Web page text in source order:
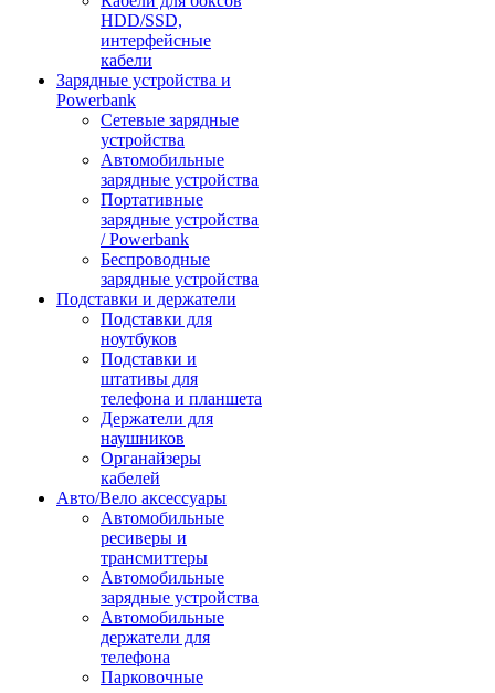
HDD/SSD,
интерфейсные
кабели
Зарядные устройства и
Powerbank
Сетевые зарядные
устройства
Автомобильные
зарядные устройства
Портативные
зарядные устройства
/ Powerbank
Беспроводные
зарядные устройства
Подставки и держатели
Подставки для
ноутбуков
Подставки и
штативы для
телефона и планшета
Держатели для
наушников
Органайзеры
кабелей
Авто/Вело аксессуары
Автомобильные
ресиверы и
трансмиттеры
Автомобильные
зарядные устройства
Автомобильные
держатели для
телефона
Парковочные